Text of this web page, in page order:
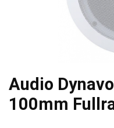
Audio
100mm